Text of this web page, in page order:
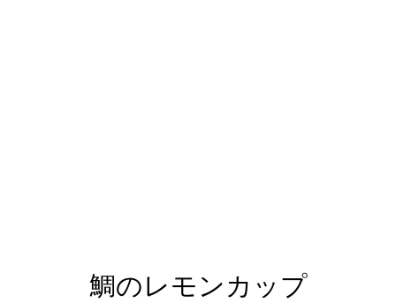
鯛のレモンカップ